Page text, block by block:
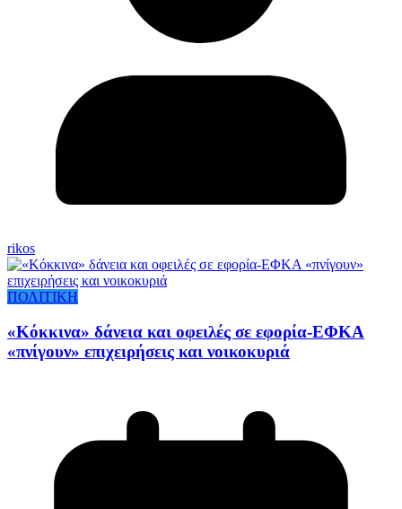
rikos
ΠΟΛΙΤΙΚΗ
«Κόκκινα» δάνεια και οφειλές σε εφορία-ΕΦΚΑ
«πνίγουν» επιχειρήσεις και νοικοκυριά